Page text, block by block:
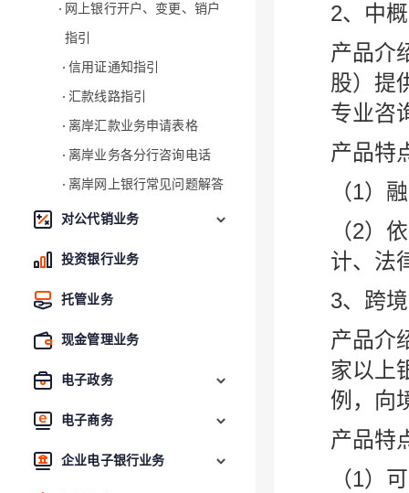
网上银行开户、变更、销户
指引
信用证通知指引
汇款线路指引
离岸汇款业务申请表格
离岸业务各分行咨询电话
离岸网上银行常见问题解答
对公代销业务
投资银行业务
托管业务
现金管理业务
电子政务
电子商务
企业电子银行业务
2、中
产品介
股）提
专业咨
产品特
（1）
（2）
计、法
3、跨
产品介
家以上
例，向
产品特
（1）